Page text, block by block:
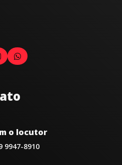
o locutor
9947-8910